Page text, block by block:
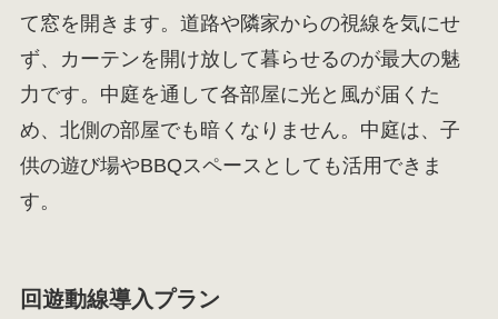
て窓を開きます。道路や隣家からの視線を気にせ
ず、カーテンを開け放して暮らせるのが最大の魅
力です。中庭を通して各部屋に光と風が届くた
め、北側の部屋でも暗くなりません。中庭は、子
供の遊び場やBBQスペースとしても活用できま
す。
回遊動線導入プラン